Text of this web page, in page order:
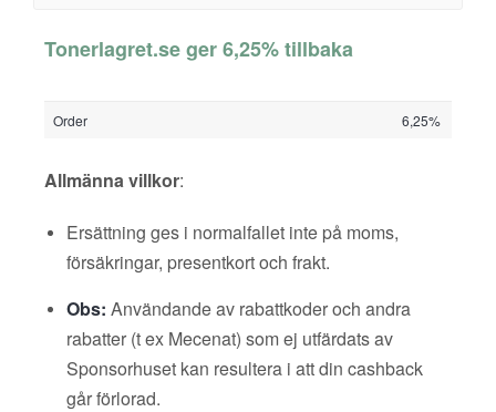
Tonerlagret.se ger 6,25% tillbaka
Order 6,25%
Allmänna villkor:
Ersättning ges i normalfallet inte på moms,
försäkringar, presentkort och frakt.
Obs: Användande av rabattkoder och andra
rabatter (t ex Mecenat) som ej utfärdats av
Sponsorhuset kan resultera i att din cashback
går förlorad.